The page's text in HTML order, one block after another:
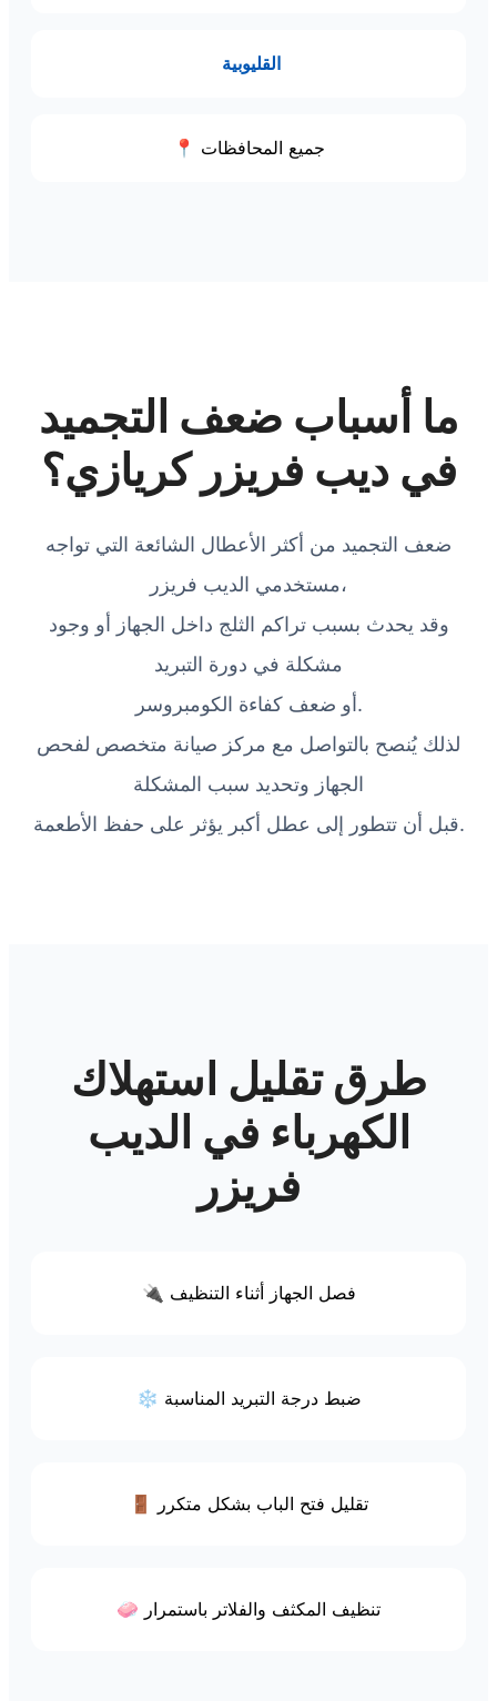
القليوبية
📍 جميع المحافظات
ما أسباب ضعف التجميد
في ديب فريزر كريازي؟
ضعف التجميد من أكثر الأعطال الشائعة التي تواجه
مستخدمي الديب فريزر،
وقد يحدث بسبب تراكم الثلج داخل الجهاز أو وجود
مشكلة في دورة التبريد
أو ضعف كفاءة الكومبروسر.
لذلك يُنصح بالتواصل مع مركز صيانة متخصص لفحص
الجهاز وتحديد سبب المشكلة
قبل أن تتطور إلى عطل أكبر يؤثر على حفظ الأطعمة.
طرق تقليل استهلاك
الكهرباء في الديب
فريزر
🔌 فصل الجهاز أثناء التنظيف
❄️ ضبط درجة التبريد المناسبة
🚪 تقليل فتح الباب بشكل متكرر
🧼 تنظيف المكثف والفلاتر باستمرار